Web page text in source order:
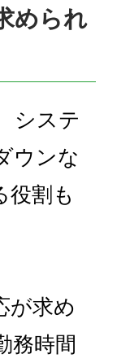
められ
システ
ウンな
役割も
が求め
務時間